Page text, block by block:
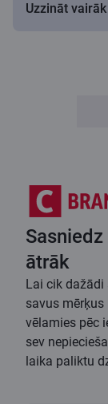
Uzzināt vairāk
ātrāk
Lai cik dažādi
savus
vēlamies pēc
sev
laika paliktu